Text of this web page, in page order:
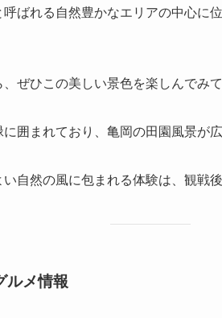
ばれる自然豊かなエリアの中心に
ぜひこの美しい景色を楽しんでみて
囲まれており、亀岡の田園風景が広
自然の風に包まれる体験は、観戦
ルメ情報